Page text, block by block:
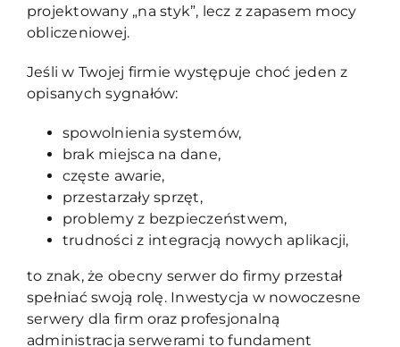
projektowany „na styk”, lecz z zapasem mocy
obliczeniowej.
Jeśli w Twojej firmie występuje choć jeden z
opisanych sygnałów:
spowolnienia systemów,
brak miejsca na dane,
częste awarie,
przestarzały sprzęt,
problemy z bezpieczeństwem,
trudności z integracją nowych aplikacji,
to znak, że obecny serwer do firmy przestał
spełniać swoją rolę. Inwestycja w nowoczesne
serwery dla firm oraz profesjonalną
administracja serwerami to fundament